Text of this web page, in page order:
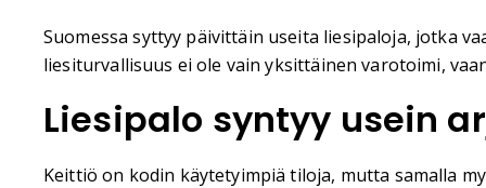
Suomessa syttyy päivittäin useita liesipaloja, jotka
liesiturvallisuus ei ole vain yksittäinen varotoimi,
Liesipalo syntyy usein
Keittiö on kodin käytetyimpiä tiloja, mutta samalla